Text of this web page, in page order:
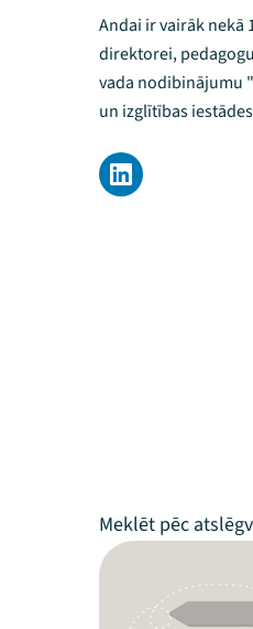
Andai ir vairāk nekā
direktorei,
vada nodibinājumu
un izglītības